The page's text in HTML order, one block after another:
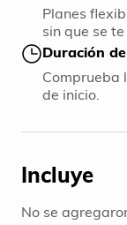
Planes
sin que se
Duración
Comprueba
de inicio.
Incluye
No se